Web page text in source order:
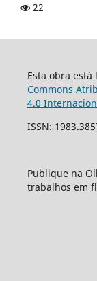
22
Esta obra está
Commons
4.0
ISSN:
Publique na
trabalhos em